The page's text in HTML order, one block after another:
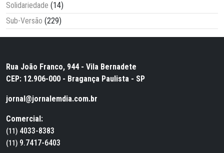
Solidariedade (14)
Sub-Versão (229)
Rua João Franco, 944 - Vila Bernadete
CEP: 12.906-000 - Bragança Paulista - SP
jornal@jornalemdia.com.br
Comercial:
(11) 4033-8383
(11) 9.7417-6403